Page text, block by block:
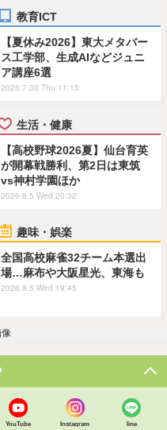
教育ICT
【夏休み2026】東大メタバー
ス工学部、生成AIなどジュニ
ア講座6選
2026.7.30 Thu 11:15
生活・健康
【高校野球2026夏】仙台育英
が開幕戦勝利、第2日は東筑
vs神村学園ほか
2026.8.5 Wed 20:32
趣味・娯楽
全国高校麻雀32チーム本選出
場…麻布や大阪星光、東海も
2026.8.5 Wed 19:45
YouTube Instagram line